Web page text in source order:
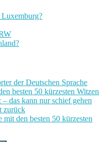
Luxemburg?
der Deutschen Sprache
besten 50 kürzesten Witzen
das kann nur schief gehen
zurück
den besten 50 kürzesten